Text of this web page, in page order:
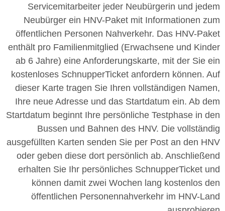
Servicemitarbeiter jeder Neubürgerin und jedem
Neubürger ein HNV-Paket mit Informationen zum
öffentlichen Personen Nahverkehr. Das HNV-Paket
enthält pro Familienmitglied (Erwachsene und Kinder
ab 6 Jahre) eine Anforderungskarte, mit der Sie ein
kostenloses SchnupperTicket anfordern können. Auf
dieser Karte tragen Sie Ihren vollständigen Namen,
Ihre neue Adresse und das Startdatum ein. Ab dem
Startdatum beginnt Ihre persönliche Testphase in den
Bussen und Bahnen des HNV. Die vollständig
ausgefüllten Karten senden Sie per Post an den HNV
oder geben diese dort persönlich ab. Anschließend
erhalten Sie Ihr persönliches SchnupperTicket und
können damit zwei Wochen lang kostenlos den
öffentlichen Personennahverkehr im HNV-Land